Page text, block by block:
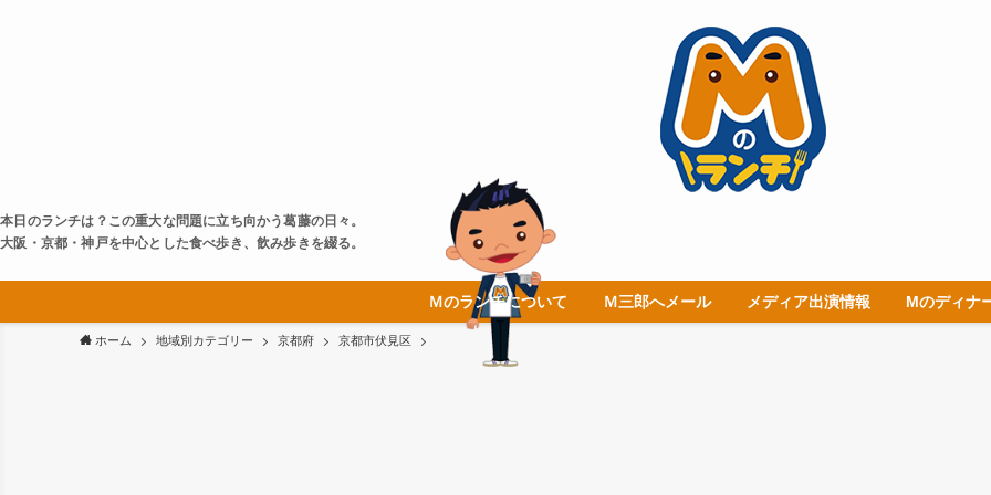
本日のランチは？この重大な問題に立ち向かう葛藤の日々。
大阪・京都・神戸を中心とした食べ歩き、飲み歩きを綴る。
Ｍのランチについて Ｍ三郎へメール メディア出演情報 Mのディナ
ホーム 地域別カテゴリー 京都府 京都市伏見区